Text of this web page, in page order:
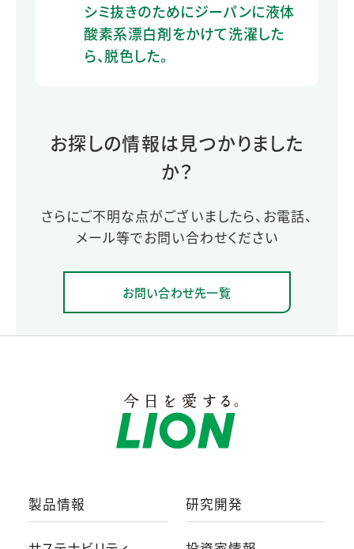
シミ抜きのためにジーパンに液体
酸素系漂白剤をかけて洗濯した
ら、脱色した。
お探しの情報は見つかりました
か？
さらにご不明な点がございましたら、お電話、
メール等でお問い合わせください
お問い合わせ先一覧
製品情報 研究開発